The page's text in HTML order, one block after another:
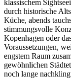
klassischem
durch historische
Küche, abends
stimmungsvolle
Kopenhagen oder
Voraussetzungen,
engstem Raum
gewöhnlichen
noch lange